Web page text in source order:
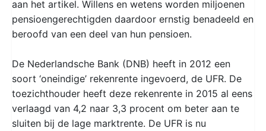
aan het artikel. Willens en wetens worden miljoenen
pensioengerechtigden daardoor ernstig benadeeld en
beroofd van een deel van hun pensioen.
De Nederlandsche Bank (DNB) heeft in 2012 een
soort ‘oneindige’ rekenrente ingevoerd, de UFR. De
toezichthouder heeft deze rekenrente in 2015 al eens
verlaagd van 4,2 naar 3,3 procent om beter aan te
sluiten bij de lage marktrente. De UFR is nu